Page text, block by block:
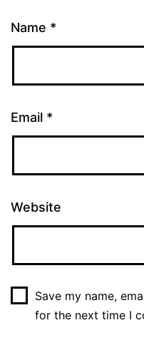
Name *
Email *
Website
Save my name,
for the next time I